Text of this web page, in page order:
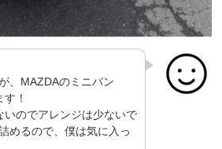
、MAZDAのミニバン
！
のでアレンジは少ないで
めるので、僕は気に入っ